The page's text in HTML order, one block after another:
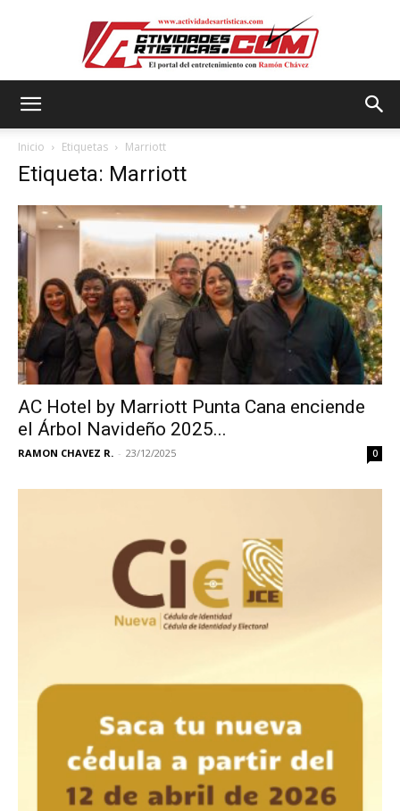
Inicio Etiquetas Marriott
Etiqueta: Marriott
AC Hotel by Marriott Punta Cana enciende
el Árbol Navideño 2025...
RAMON CHAVEZ R. - 23/12/2025 0